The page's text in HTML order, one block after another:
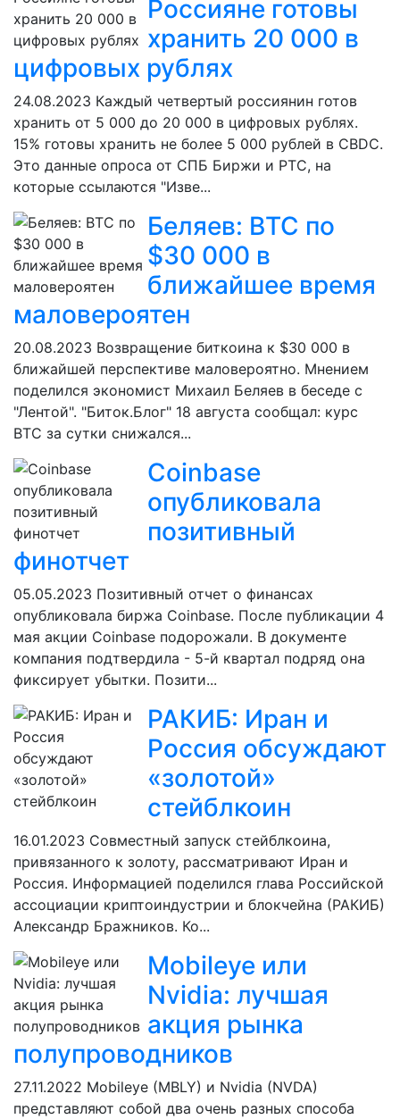
Россияне готовы
хранить 20 000 в
цифровых рублях
24.08.2023 Каждый четвертый россиянин готов
хранить от 5 000 до 20 000 в цифровых рублях.
15% готовы хранить не более 5 000 рублей в CBDC.
Это данные опроса от СПБ Биржи и РТС, на
которые ссылаются "Изве...
Беляев: BTC по
$30 000 в
ближайшее время
маловероятен
20.08.2023 Возвращение биткоина к $30 000 в
ближайшей перспективе маловероятно. Мнением
поделился экономист Михаил Беляев в беседе с
"Лентой". "Биток.Блог" 18 августа сообщал: курс
BTC за сутки снижался...
Coinbase
опубликовала
позитивный
финотчет
05.05.2023 Позитивный отчет о финансах
опубликовала биржа Coinbase. После публикации 4
мая акции Coinbase подорожали. В документе
компания подтвердила - 5-й квартал подряд она
фиксирует убытки. Позити...
РАКИБ: Иран и
Россия обсуждают
«золотой»
стейблкоин
16.01.2023 Совместный запуск стейблкоина,
привязанного к золоту, рассматривают Иран и
Россия. Информацией поделился глава Российской
ассоциации криптоиндустрии и блокчейна (РАКИБ)
Александр Бражников. Ко...
Mobileye или
Nvidia: лучшая
акция рынка
полупроводников
27.11.2022 Mobileye (MBLY) и Nvidia (NVDA)
представляют собой два очень разных способа